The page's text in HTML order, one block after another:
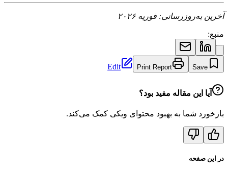
آخرین به‌روزرسانی: فوریه ۲۰۲۶
منبع:
Save
Print Report
Edit
آیا این مقاله مفید بود؟
بازخورد شما به بهبود محتوای ویکی کمک می‌کند.
در این صفحه